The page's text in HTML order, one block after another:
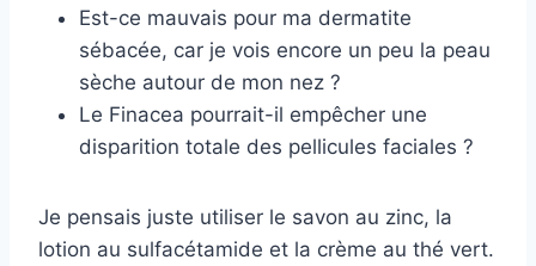
Est-ce mauvais pour ma dermatite
sébacée, car je vois encore un peu la peau
sèche autour de mon nez ?
Le Finacea pourrait-il empêcher une
disparition totale des pellicules faciales ?
Je pensais juste utiliser le savon au zinc, la
lotion au sulfacétamide et la crème au thé vert.